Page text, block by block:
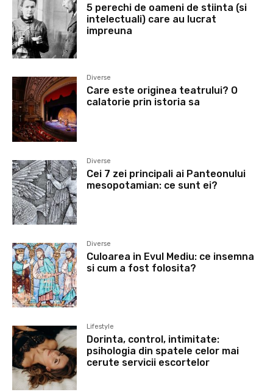
5 perechi de oameni de stiinta (si
intelectuali) care au lucrat
impreuna
Diverse
Care este originea teatrului? O
calatorie prin istoria sa
Diverse
Cei 7 zei principali ai Panteonului
mesopotamian: ce sunt ei?
Diverse
Culoarea in Evul Mediu: ce insemna
si cum a fost folosita?
Lifestyle
Dorinta, control, intimitate:
psihologia din spatele celor mai
cerute servicii escortelor